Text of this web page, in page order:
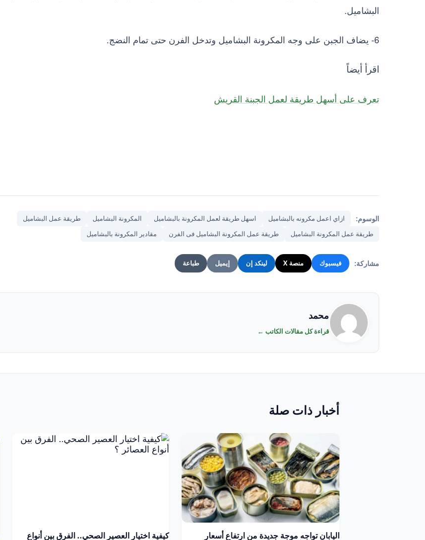
البشاميل.
6- يضاف الجبن على وجه المكرونة البشاميل وتدخل الفرن حتى تمام النضج.
اقرأ أيضاً
تعرف على أسهل طريقة لعمل الجبنة القريش
الوسوم: ازاي اعمل مكرونه بالبشاميل اسهل طريقة لعمل المكرونة بالبشاميل المكرونة البشاميل
طريقة عمل البشاميل
طريقة عمل المكرونة البشاميل
طريقة عمل المكرونة البشاميل فى الفرن مقادير المكرونة بالبشاميل
مشاركة: فيسبوك منصة X لينكد إن إيميل طباعة
محمد
قراءة كل مقالات الكاتب ←
أخبار ذات صلة
اليابان تواجه موجة جديدة من ارتفاع أسعار كيفية اختيار العصير الصحي.. الفرق بين أنواع